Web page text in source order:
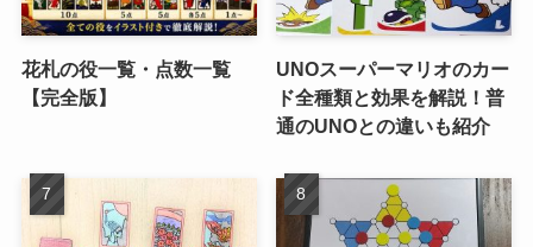
花札の役一覧・点数一覧
【完全版】
UNOスーパーマリオのカー
ド全種類と効果を解説！普
通のUNOとの違いも紹介